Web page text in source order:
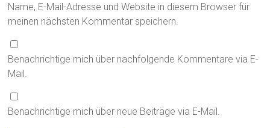
Name, E-Mail-Adresse und Website in diesem Browser für
meinen nächsten Kommentar speichern.
Benachrichtige mich über nachfolgende Kommentare via E-
Mail.
Benachrichtige mich über neue Beiträge via E-Mail.